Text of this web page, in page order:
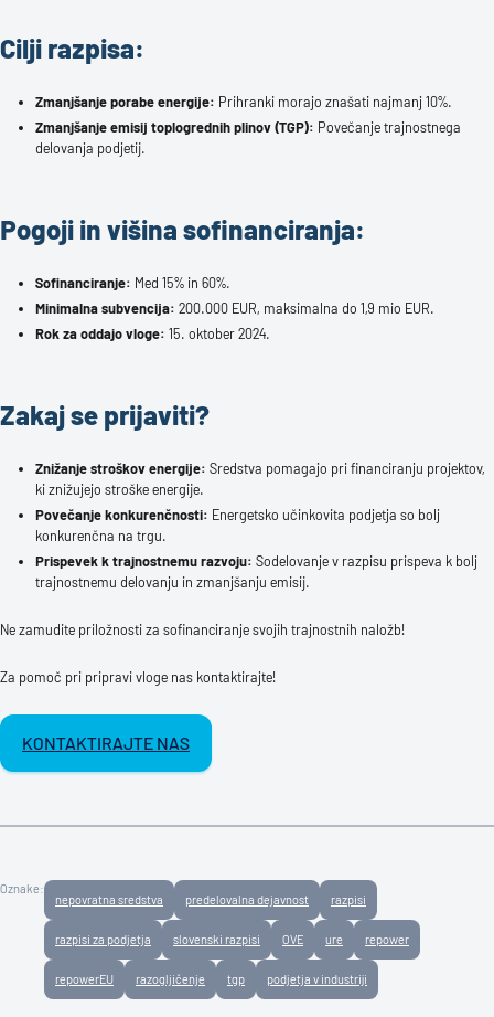
Cilji razpisa:
Zmanjšanje porabe energije: Prihranki morajo znašati najmanj 10%.
Zmanjšanje emisij toplogrednih plinov (TGP): Povečanje trajnostnega
delovanja podjetij.
Pogoji in višina sofinanciranja:
Sofinanciranje: Med 15% in 60%.
Minimalna subvencija: 200.000 EUR, maksimalna do 1,9 mio EUR.
Rok za oddajo vloge: 15. oktober 2024.
Zakaj se prijaviti?
Znižanje stroškov energije: Sredstva pomagajo pri financiranju projektov,
ki znižujejo stroške energije.
Povečanje konkurenčnosti: Energetsko učinkovita podjetja so bolj
konkurenčna na trgu.
Prispevek k trajnostnemu razvoju: Sodelovanje v razpisu prispeva k bolj
trajnostnemu delovanju in zmanjšanju emisij.
Ne zamudite priložnosti za sofinanciranje svojih trajnostnih naložb!
Za pomoč pri pripravi vloge nas kontaktirajte!
KONTAKTIRAJTE NAS
Oznake:
nepovratna sredstva predelovalna dejavnost razpisi
razpisi za podjetja slovenski razpisi OVE ure repower
repowerEU razogljičenje tgp podjetja v industriji